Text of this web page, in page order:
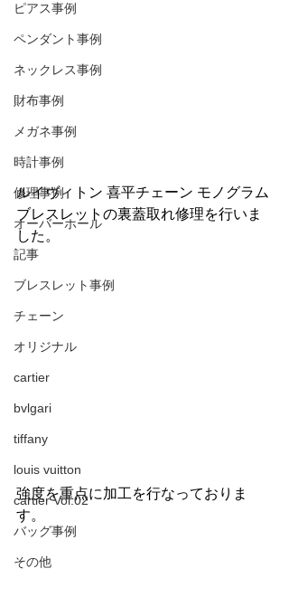
ピアス事例
ペンダント事例
ネックレス事例
財布事例
メガネ事例
時計事例
修理事例
オーバーホール
記事
ブレスレット事例
チェーン
オリジナル
cartier
bvlgari
tiffany
louis vuitton
cartier Vol.02
バッグ事例
その他
ルイヴィトン 喜平チェーン モノグラム
ブレスレットの裏蓋取れ修理を行いま
した。
強度を重点に加工を行なっておりま
す。